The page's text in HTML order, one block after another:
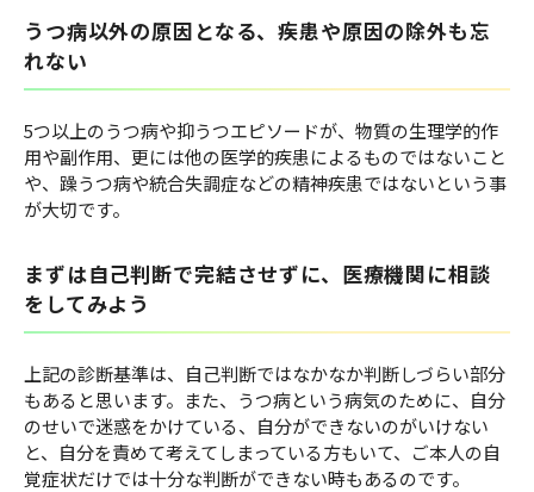
うつ病以外の原因となる、疾患や原因の除外も忘
れない
5つ以上のうつ病や抑うつエピソードが、物質の生理学的作
用や副作用、更には他の医学的疾患によるものではないこと
や、躁うつ病や統合失調症などの精神疾患ではないという事
が大切です。
まずは自己判断で完結させずに、医療機関に相談
をしてみよう
上記の診断基準は、自己判断ではなかなか判断しづらい部分
もあると思います。また、うつ病という病気のために、自分
のせいで迷惑をかけている、自分ができないのがいけない
と、自分を責めて考えてしまっている方もいて、ご本人の自
覚症状だけでは十分な判断ができない時もあるのです。